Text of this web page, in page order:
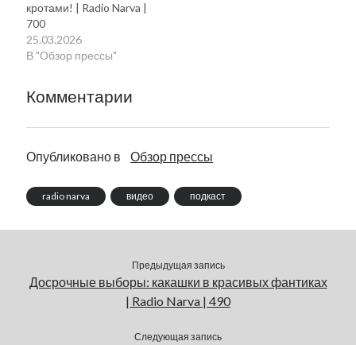
кротами! | Radio Narva |
700
25.03.2026
В "Обзор прессы"
Комментарии
Опубликовано в Обзор прессы
radio narva видео подкаст
Предыдущая запись
Досрочные выборы: какашки в красивых фантиках
| Radio Narva | 490
Следующая запись